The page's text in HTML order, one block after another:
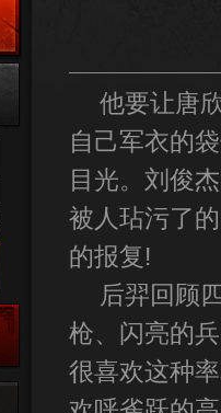
他要让唐
自己军衣的
目光。刘俊
被人玷污了
的报复!
后羿回顾
枪、闪亮的
很喜欢这种